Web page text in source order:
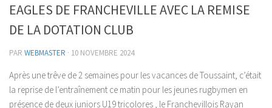
EAGLES DE FRANCHEVILLE AVEC LA REMISE
DE LA DOTATION CLUB
PAR WEBMASTER · 10 NOVEMBRE 2024
Après une trêve de 2 semaines pour les vacances de Toussaint, c’était
la reprise de l’entraînement ce matin pour les jeunes rugbymen en
présence de deux juniors U19 tricolores , le Franchevillois Rayan